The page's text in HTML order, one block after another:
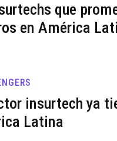
que
en América
insurtech ya
Latina